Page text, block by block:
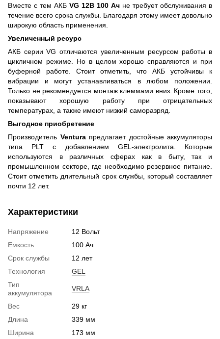
Вместе с тем АКБ VG 12В 100 Ач не требует обслуживания в
течение всего срока службы. Благодаря этому имеет довольно
широкую область применения.
Увеличенный ресурс
АКБ серии VG отличаются увеличенным ресурсом работы в
цикличном режиме. Но в целом хорошо справляются и при
буферной работе. Стоит отметить, что АКБ устойчивы к
вибрации и могут устанавливаться в любом положении.
Только не рекомендуется монтаж клеммами вниз. Кроме того,
показывают хорошую работу при отрицательных
температурах, а также имеют низкий саморазряд.
Выгодное приобретение
Производитель Venturaпредлагает достойные аккумуляторы
типа PLT c добавлением GEL-электролита. Которые
используются в различных сферах как в быту, так и
промышленном секторе, где необходимо резервное питание.
Стоит отметить длительный срок службы, который составляет
почти 12 лет.
Характеристики
Напряжение
12 Вольт
Емкость
100 Ач
Срок службы
12 лет
Технология
GEL
Тип
аккумулятора
VRLA
Вес
29 кг
Длина
339 мм
Ширина
173 мм